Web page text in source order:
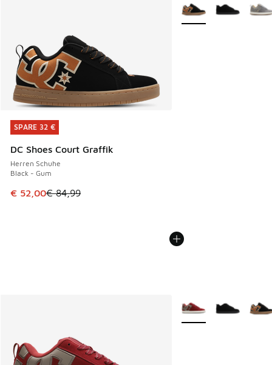
SPARE 32 €
DC Shoes Court Graffik
Herren Schuhe
Black - Gum
Dieser Artikel ist im Sale. Der Preis ist von € 84,99 auf €
€ 52,00€ 84,99
SPARE 32 €
Weitere Farben
Weitere Farben